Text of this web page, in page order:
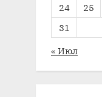
24
25
31
« Июл